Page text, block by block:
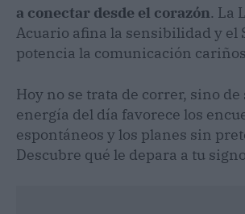
a conectar desde el corazón. La
Acuario afina la sensibilidad y el
potencia la comunicación
Hoy no se trata de correr, sino de
energía del día favorece los
espontáneos y los planes sin
Descubre qué le depara a tu